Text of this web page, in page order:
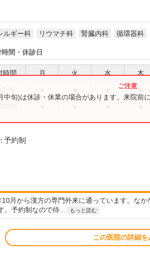
ルギー科 リウマチ科 腎臓内科 循環器科
間・休診日
時間 月 火 水 木
中旬)は休診・休業の場合があります。来院前
予約制
10月から漢方の専門外来に通っています。な
。予約制なので待...
もっと読む
この医院の詳細を